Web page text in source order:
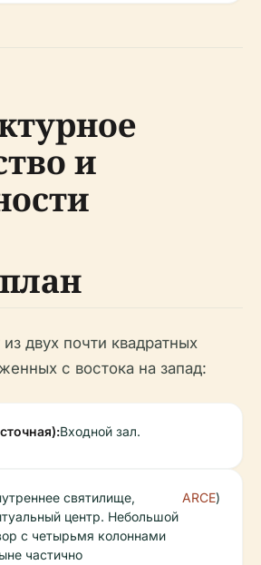
и
двух почти квадратных
с востока на запад:
Входной зал.
святилище,
центр. Небольшой
с четырьмя колоннами
частично
ARCE)